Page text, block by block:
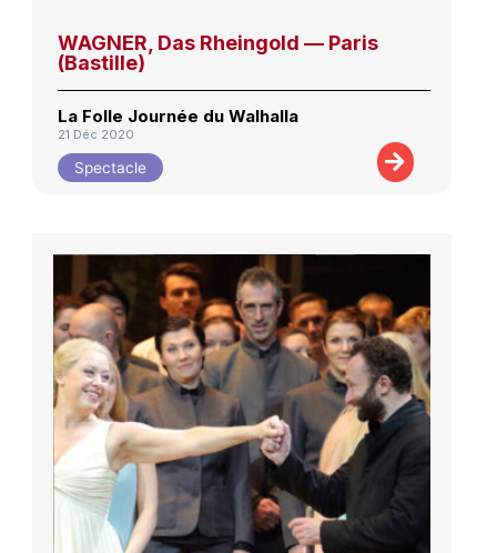
WAGNER, Das Rheingold — Paris
(Bastille)
La Folle Journée du Walhalla
21 Déc 2020
Spectacle